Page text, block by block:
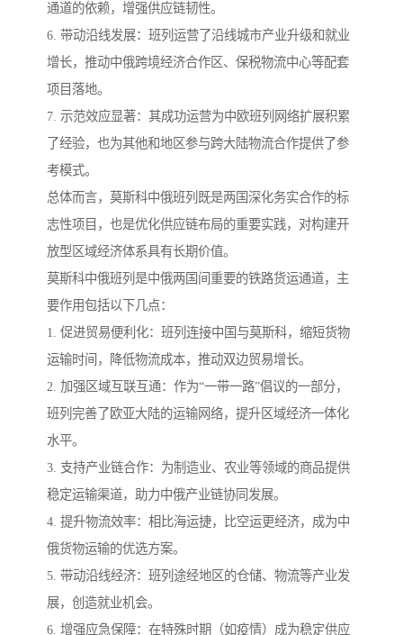
通道的依赖，增强供应链韧性。
6. 带动沿线发展：班列运营了沿线城市产业升级和就业
增长，推动中俄跨境经济合作区、保税物流中心等配套
项目落地。
7. 示范效应显著：其成功运营为中欧班列网络扩展积累
了经验，也为其他和地区参与跨大陆物流合作提供了参
考模式。
总体而言，莫斯科中俄班列既是两国深化务实合作的标
志性项目，也是优化供应链布局的重要实践，对构建开
放型区域经济体系具有长期价值。
莫斯科中俄班列是中俄两国间重要的铁路货运通道，主
要作用包括以下几点：
1. 促进贸易便利化：班列连接中国与莫斯科，缩短货物
运输时间，降低物流成本，推动双边贸易增长。
2. 加强区域互联互通：作为“一带一路”倡议的一部分，
班列完善了欧亚大陆的运输网络，提升区域经济一体化
水平。
3. 支持产业链合作：为制造业、农业等领域的商品提供
稳定运输渠道，助力中俄产业链协同发展。
4. 提升物流效率：相比海运捷，比空运更经济，成为中
俄货物运输的优选方案。
5. 带动沿线经济：班列途经地区的仓储、物流等产业发
展，创造就业机会。
6. 增强应急保障：在特殊时期（如疫情）成为稳定供应